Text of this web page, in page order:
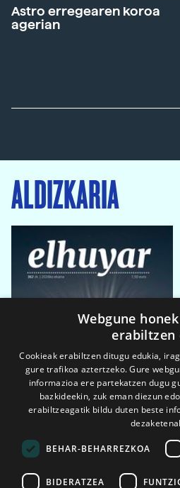
Astro erregearen koroa
agerian
ALDIZKARIA
2026ko eka. 1a
Webgune
erabiltzen
Cookieak erabiltzen ditugu edukia,
gure trafikoa aztertzeko. Gure
informazioa ere partekatzen dugu
bazkideekin, zuk eman diezun
erabiltzeagatik bildu duten beste
BEHAR-BEHARREZKOA
BIDERATZEA